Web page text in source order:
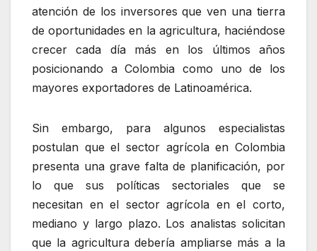
atención de los inversores que ven una tierra
de oportunidades en la agricultura, haciéndose
crecer cada día más en los últimos años
posicionando a Colombia como uno de los
mayores exportadores de Latinoamérica.
Sin embargo, para algunos especialistas
postulan que el sector agrícola en Colombia
presenta una grave falta de planificación, por
lo que sus políticas sectoriales que se
necesitan en el sector agrícola en el corto,
mediano y largo plazo. Los analistas solicitan
que la agricultura debería ampliarse más a la